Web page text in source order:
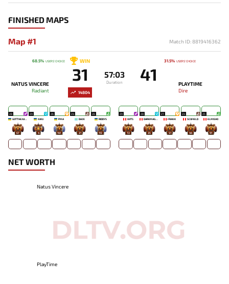
FINISHED MAPS
Map #1 Match ID: 8819416362
68.5% USERS' CHOICE
14804
NATUS VINCERE
Radiant
WIN
31 57:03
Duration 41
PLAYTIME
Dire
31.5% USERS' CHOICE
28
GOTTHEJUICE
67
29
NIKU
4
26
PMA
141
24
DAZE
21
26
RIDDYS
113
29
WITS
72
28
DARKMAGO♡
25
27
FRANK
51
24
SCOFIELD
44
25
ELMISHO
91
NET WORTH
Natus Vincere
PlayTime